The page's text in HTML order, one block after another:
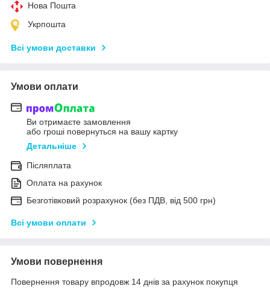
Нова Пошта
Укрпошта
Всі умови доставки
Умови оплати
Ви отримаєте замовлення
або гроші повернуться на вашу картку
Детальніше
Післяплата
Оплата на рахунок
Безготівковий розрахунок (без ПДВ, від 500 грн)
Всі умови оплати
Умови повернення
Повернення товару впродовж 14 днів за рахунок покупця